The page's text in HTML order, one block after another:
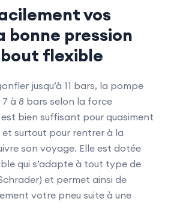
vos
bonne pression
flexible
jusqu’à 11 bars, la pompe
7 à 8 bars selon la force
bien suffisant pour quasiment
et surtout pour rentrer à la
son voyage. Elle est dotée
qui s’adapte à tout type de
et permet ainsi de
votre pneu suite à une